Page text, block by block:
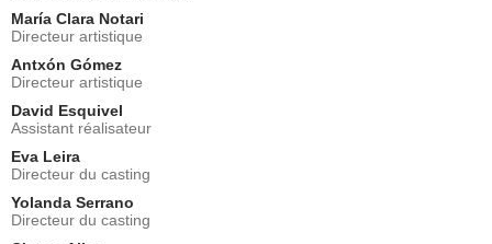
María Clara Notari
Directeur artistique
Antxón Gómez
Directeur artistique
David Esquivel
Assistant réalisateur
Eva Leira
Directeur du casting
Yolanda Serrano
Directeur du casting